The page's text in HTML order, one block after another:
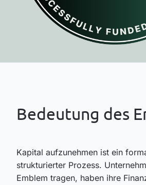
Bedeutung des
Kapital aufzunehmen ist ein
strukturierter Prozess.
Emblem tragen, haben ihre